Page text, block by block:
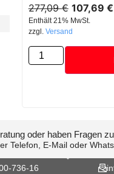
277,09€ 107,69 €
Enthält 21% MwSt.
zzgl. Versand
oder haben Fragen
Telefon, E-Mail oder
736-16